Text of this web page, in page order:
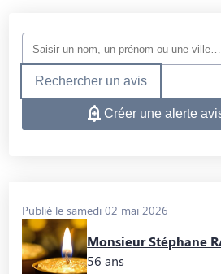
Rechercher un avis
Créer une alerte
Publié le samedi 02 mai 2026
Monsieur Stéphane
56 ans